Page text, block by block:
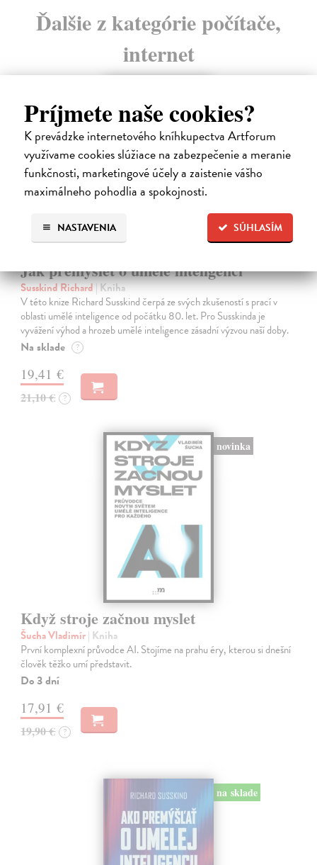
Príjmete naše cookies?
K prevádzke internetového kníhkupectva Artforum
využívame cookies slúžiace na zabezpečenie a meranie
funkčnosti, marketingové účely a zaistenie vášho
maximálneho pohodlia a spokojnosti.
SÚHLASÍM
NASTAVENIA
Ďalšie z kategórie počítače,
internet
novinka
Jak přemýšlet o umělé inteligenci
Susskind Richard| Kniha
V této knize Richard Susskind čerpá ze svých zkušeností s prací v
oblasti umělé inteligence od počátku 80. let. Pro Susskinda je
vyvážení výhod a hrozeb umělé inteligence zásadní výzvou naší doby.
Na sklade ?
19,41 €
21,10 € ?
novinka
Když stroje začnou myslet
Šucha Vladimír| Kniha
První komplexní průvodce AI. Stojíme na prahu éry, kterou si dnešní
člověk těžko umí představit.
Do 3 dní
17,91 €
19,90 € ?
na sklade